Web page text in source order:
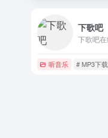
下歌吧
听音乐 # MP3下载